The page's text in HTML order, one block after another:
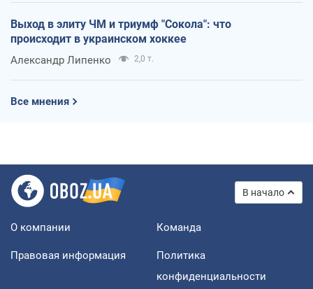
Выход в элиту ЧМ и триумф "Сокола": что
происходит в украинском хоккее
Александр Липенко 2,0 т.
Все мнения
В начало
О компании Команда
Правовая информация
Политика
конфиденциальности